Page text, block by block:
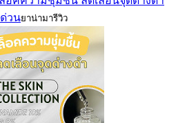
วนยาน่ามารีวิว